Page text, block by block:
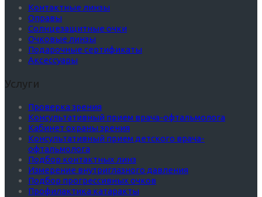
Контактные линзы
Оправы
Солнцезащитные очки
Очковые линзы
Подарочные сертификаты
Аксессуары
Услуги
Проверка зрения
Консультативный прием врача-офтальмолога
Кабинет охраны зрения
Консультативный прием детского врача-
офтальмолога
Подбор контактных линз
Измерение внутриглазного давления
Подбор прогрессивных очков
Профилактика катаракты